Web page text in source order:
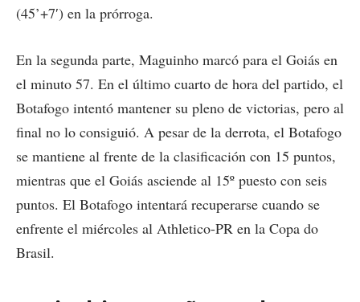
(45’+7′) en la prórroga.
En la segunda parte, Maguinho marcó para el Goiás en
el minuto 57. En el último cuarto de hora del partido, el
Botafogo intentó mantener su pleno de victorias, pero al
final no lo consiguió. A pesar de la derrota, el Botafogo
se mantiene al frente de la clasificación con 15 puntos,
mientras que el Goiás asciende al 15º puesto con seis
puntos. El Botafogo intentará recuperarse cuando se
enfrente el miércoles al Athletico-PR en la Copa do
Brasil.